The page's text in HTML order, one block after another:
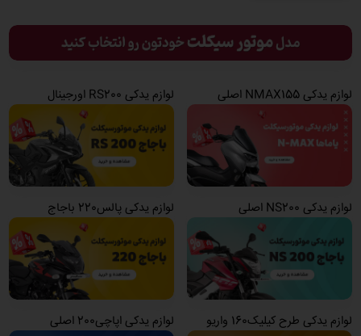
لوازم یدکی NMAX155 اصلی لوازم یدکی RS200 اورجینال
لوازم یدکی NS200 اصلی لوازم یدکی پالس220 باجاج
لوازم یدکی طرح کیلیک160 واریو لوازم یدکی اپاچی200 اصلی